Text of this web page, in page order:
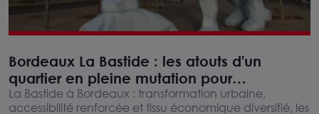
Bordeaux La Bastide : les atouts d'un
quartier en pleine mutation pour
l'implantation d'entreprises
La Bastide à Bordeaux : transformation urbaine,
accessibilité renforcée et tissu économique diversifié, les